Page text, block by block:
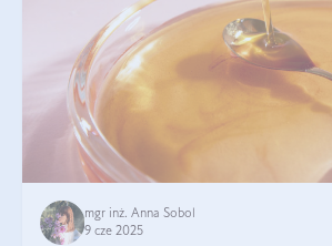
mgr inż. Anna Sobol
9 cze 2025